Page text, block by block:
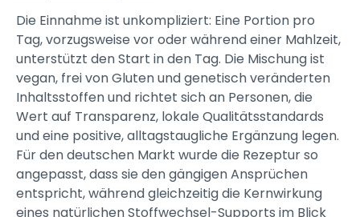
Die Einnahme ist unkompliziert: Eine Portion pro
Tag, vorzugsweise vor oder während einer Mahlzeit,
unterstützt den Start in den Tag. Die Mischung ist
vegan, frei von Gluten und genetisch veränderten
Inhaltsstoffen und richtet sich an Personen, die
Wert auf Transparenz, lokale Qualitätsstandards
und eine positive, alltagstaugliche Ergänzung legen.
Für den deutschen Markt wurde die Rezeptur so
angepasst, dass sie den gängigen Ansprüchen
entspricht, während gleichzeitig die Kernwirkung
eines natürlichen Stoffwechsel-Supports im Blick